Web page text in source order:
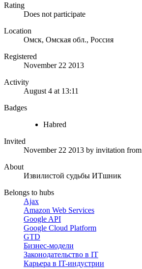
Rating
Does not participate
Location
Омск, Омская обл., Россия
Registered
November 22 2013
Activity
August 4 at 13:11
Badges
Habred
Invited
November 22 2013 by invitation from
About
Извилистой судьбы ИТшник
Belongs to hubs
Ajax
Amazon Web Services
Google API
Google Cloud Platform
GTD
Бизнес-модели
Законодательство в IT
Карьера в IT-индустрии